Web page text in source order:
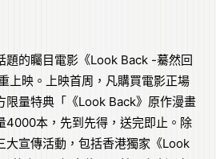
題的矚目電影《Look Back -驀然回
上映。上映首周，凡購買電影正場
限量特典「《Look Back》原作漫畫
4000本，先到先得，送完即止。除
大宣傳活動，包括香港獨家《Look